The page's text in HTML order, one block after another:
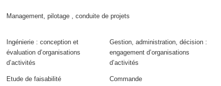
Management, pilotage , conduite de projets
Ingénierie : conception et
évaluation d’organisations
d’activités
Gestion, administration, décision :
engagement d’organisations
d’activités
Etude de faisabilité
Commande